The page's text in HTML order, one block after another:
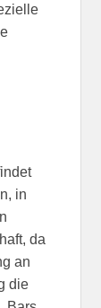
in
da
an
die